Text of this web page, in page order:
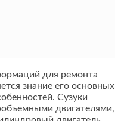
для ремонта
знание его основных
Сузуки
двигателями,